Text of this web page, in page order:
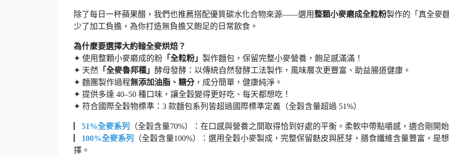
除了每日一杯蘋果醋，我們也推薦搭配優質碳水化合物來源——選用整顆小麥磨成全粒粉製作的「真全麥
少了加工負擔，為你打造無負擔又飽足的日常飲食。
為什麼要選擇大約翰全麥烘焙？
✦ 使用整顆小麥磨成的粉 「全粒粉」 製作麵包，保留完整小麥營養，飽足感滿滿！
✦ 天然 「全麥魯邦種」 酵母發酵：以傳統自然發酵工法製作，風味層次更豐富、助益腸道健康。
✦ 麵團製作過程無添加油脂、糖分，成分簡單，健康純淨。
✦ 提供多達 40–50 種口味，讓全穀變得更好吃、每天都想吃！
✦ 符合國際全穀物標準：3 款麵包系列皆超過國際標準定義（全穀含量超過 51%）
51%全麥系列
（全穀含量70%）：在口感與營養之間取得恰到好處的平衡。柔軟中帶點嚼感，適合剛開
100%全麥系列
（全穀含量100%）：選用全穀小麥製成，完整保留麩皮與胚芽，膳食纖維含量豐富，是
擇。